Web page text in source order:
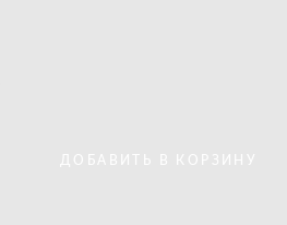
ДОБАВИТЬ В КОРЗИНУ